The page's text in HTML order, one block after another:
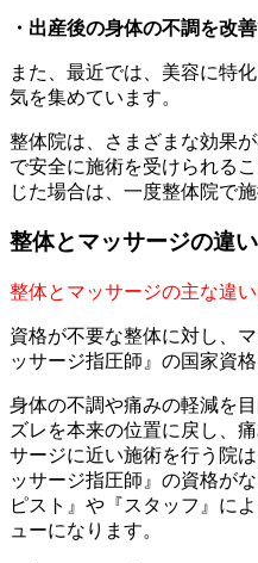
・出産後の身体の不調を改
また、最近では、美容に特
気を集めています。
整体院は、さまざまな効果
で安全に施術を受けられる
じた場合は、一度整体院で
整体とマッサージの違い
整体とマッサージの主な違
資格が不要な整体に対し、
ッサージ指圧師』の国家資格
身体の不調や痛みの軽減を
ズレを本来の位置に戻し、
サージに近い施術を行う院
ッサージ指圧師』の資格が
ピスト』や『スタッフ』に
ューになります。